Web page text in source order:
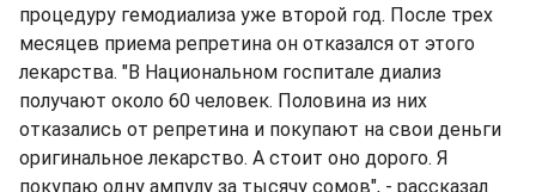
процедуру гемодиализа уже второй год. После трех
месяцев приема репретина он отказался от этого
лекарства. "В Национальном госпитале диализ
получают около 60 человек. Половина из них
отказались от репретина и покупают на свои деньги
оригинальное лекарство. А стоит оно дорого. Я
покупаю одну ампулу за тысячу сомов", - рассказал